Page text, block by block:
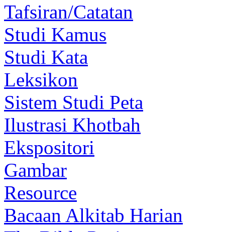
Tafsiran/Catatan
Studi Kamus
Studi Kata
Leksikon
Sistem Studi Peta
Ilustrasi Khotbah
Ekspositori
Gambar
Resource
Bacaan Alkitab Harian